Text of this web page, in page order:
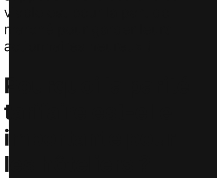
viable est pour la part de
marché pour garder leurs
actionnaires heureux !
Pourquoi la parité
tarifaire est-elle
importante pour
les hôteliers ?